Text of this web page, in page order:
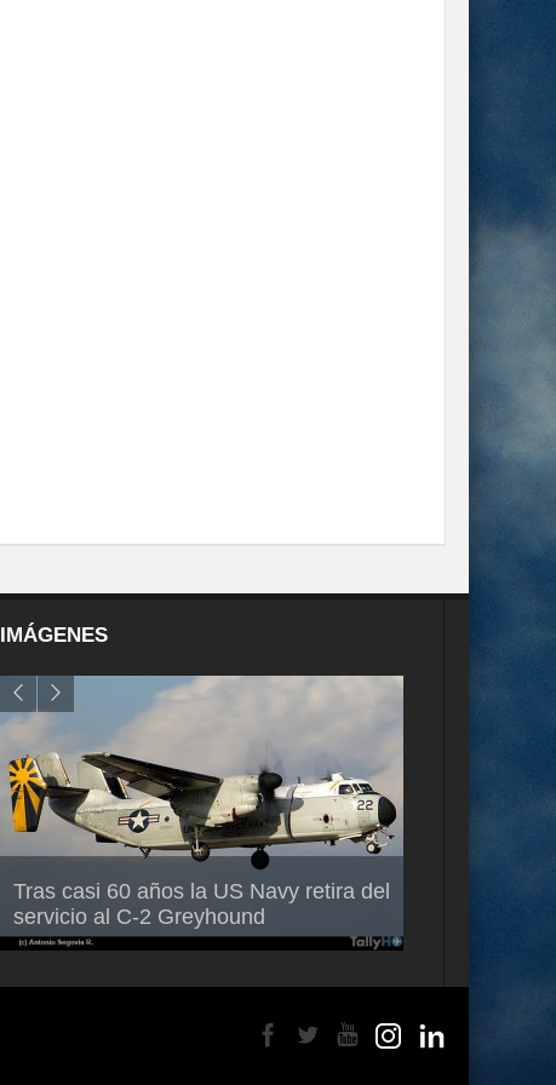
IMÁGENES
Tras casi 60 años la US Navy retira del
servicio al C-2 Greyhound
Air France-KLM anuncia a Guilhem
Mallet como nuevo Director General
para América Latina